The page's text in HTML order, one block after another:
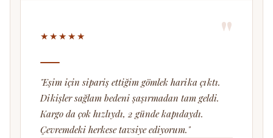
★★★★★ "
"Eşim için sipariş ettiğim gömlek harika çıktı.
Dikişler sağlam bedeni şaşırmadan tam geldi.
Kargo da çok hızlıydı, 2 günde kapıdaydı.
Çevremdeki herkese tavsiye ediyorum."